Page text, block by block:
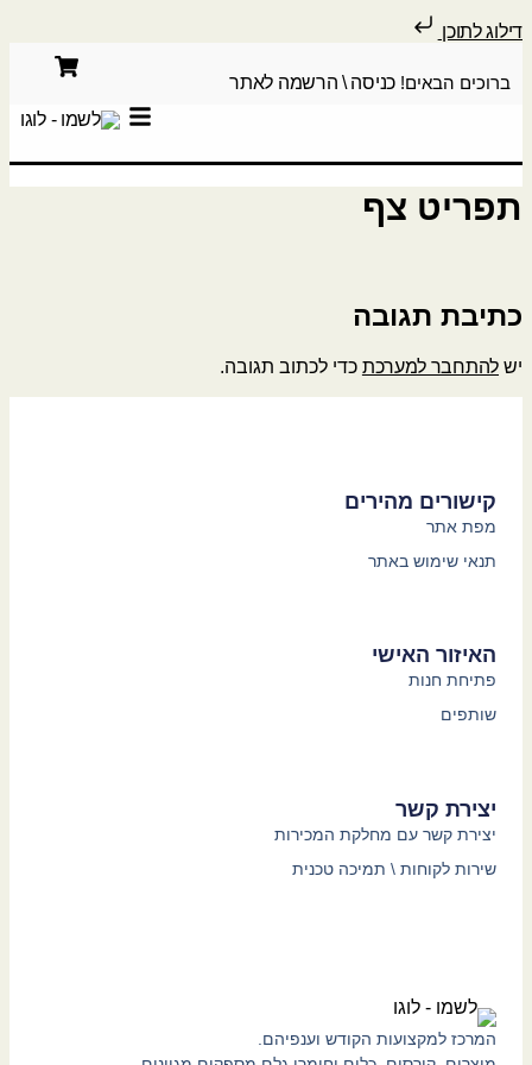
דילוג לתוכן
ברוכים הבאים! כניסה \ הרשמה לאתר
תפריט צף
כתיבת תגובה
יש להתחבר למערכת כדי לכתוב תגובה.
המרכז למקצועות הקודש וענפיהם.
האיזור האישי
פתיחת חנות
שותפים
קישורים מהירים
מפת אתר
תנאי שימוש באתר
יצירת קשר
יצירת קשר עם מחלקת המכירות
שירות לקוחות \ תמיכה טכנית